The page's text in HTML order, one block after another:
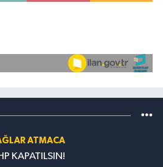
ATMACA
KAPATILSIN!